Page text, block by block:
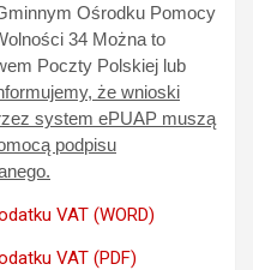
Ośrodku Pomocy
34 Można to
Poczty Polskiej lub
że wnioski
system ePUAP muszą
podpisu
VAT (WORD)
VAT (PDF)